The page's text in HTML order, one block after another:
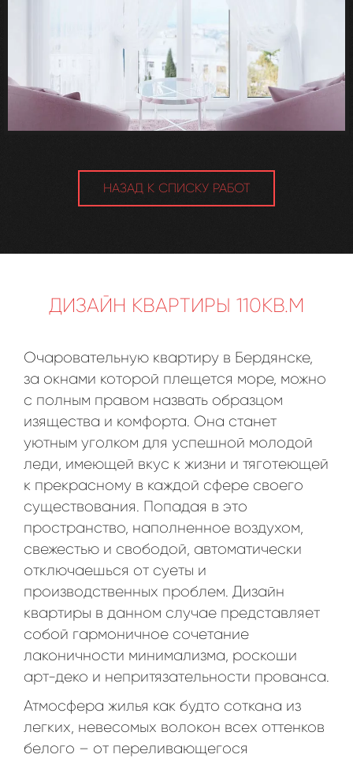
НАЗАД К СПИСКУ РАБОТ
ДИЗАЙН КВАРТИРЫ 110КВ.М
Очаровательную квартиру в Бердянске,
за окнами которой плещется море, можно
с полным правом назвать образцом
изящества и комфорта. Она станет
уютным уголком для успешной молодой
леди, имеющей вкус к жизни и тяготеющей
к прекрасному в каждой сфере своего
существования. Попадая в это
пространство, наполненное воздухом,
свежестью и свободой, автоматически
отключаешься от суеты и
производственных проблем. Дизайн
квартиры в данном случае представляет
собой гармоничное сочетание
лаконичности минимализма, роскоши
арт-деко и непритязательности прованса.
Атмосфера жилья как будто соткана из
легких, невесомых волокон всех оттенков
белого – от переливающегося